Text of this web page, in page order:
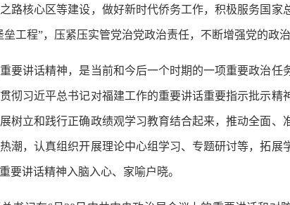
路核心区等建设，做好新时代侨务工作，积极服务国
工程”，压紧压实管党治党政治责任，不断增强党的政
讲话精神，是当前和今后一个时期的一项重要政治任
彻习近平总书记对福建工作的重要讲话重要指示批示精
树立和践行正确政绩观学习教育结合起来，推动全面
潮，认真组织开展理论中心组学习、专题研讨等，拓展
要讲话精神入脑入心、家喻户晓。